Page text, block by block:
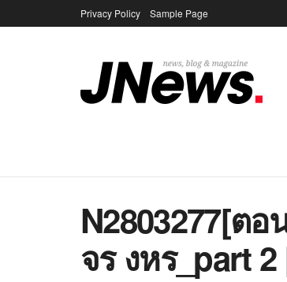
Privacy Policy Sample Page
N2803277[ต
จร งหร_part